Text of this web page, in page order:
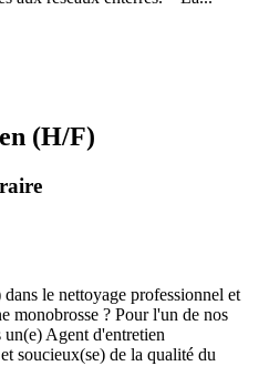
(H/F)
le nettoyage professionnel et
monobrosse ? Pour l'un de nos
Agent d'entretien
soucieux(se) de la qualité du